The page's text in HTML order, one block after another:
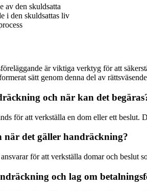
av den skuldsatta
i den skuldsattas liv
är viktiga verktyg för att
sätt genom denna del av
och när kan det
för att verkställa en dom eller ett
det gäller handräckning?
för att verkställa domar och beslut
och lag om